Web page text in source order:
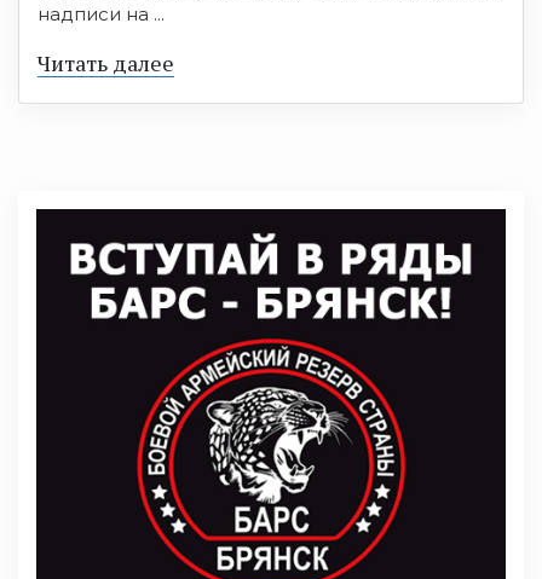
надписи на ...
Читать далее